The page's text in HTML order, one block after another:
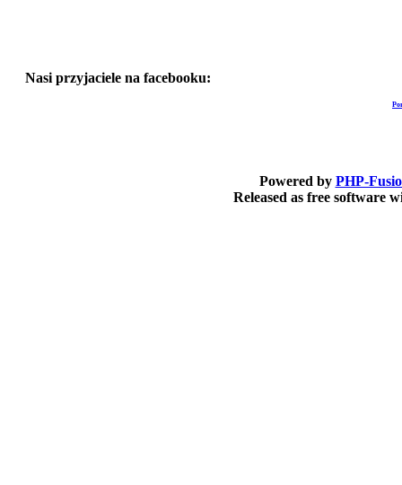
Nasi przyjaciele na facebooku:
Powered by PHP-
Released as free software